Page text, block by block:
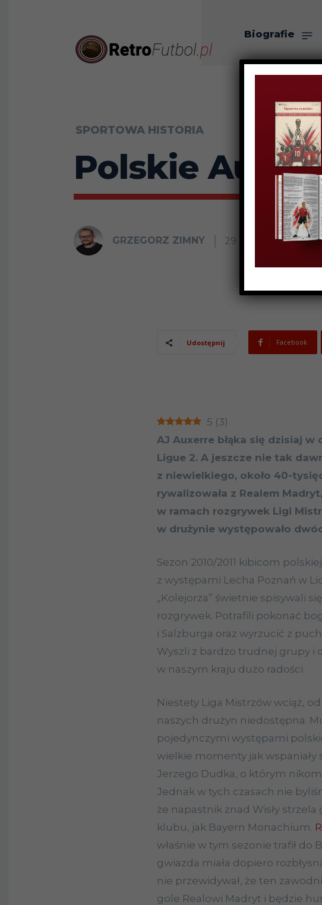
Biografie
O nas
SPORTOWA HISTORIA
Polskie
GRZEGORZ ZIMNY 29 PAŹDZIERNIKA
Udostępnij Facebook
5 (3)
AJ Auxerre błąka się dzisiaj
Ligue 2. A jeszcze nie tak
z niewielkiego, około 40-
rywalizowała z Realem
w ramach rozgrywek Ligi
w drużynie występowało
Sezon 2010/2011 kibicom
z występami Lecha Poznań w
„Kolejorza” świetnie spisywali
rozgrywek. Potrafili pokonać
i Salzburga oraz wyrzucić z
Wyszli z bardzo trudnej grupy
w naszym kraju dużo radości.
Niestety Liga Mistrzów wciąż,
naszych drużyn niedostępna.
pojedynczymi występami
wielkie momenty jak
Jerzego Dudka, o którym
Jednak w tych czasach nie
że napastnik znad Wisły
klubu, jak Bayern Monachium.
właśnie w tym sezonie trafił
gwiazda miała dopiero
nie przewidywał, że ten
gole Realowi Madryt i będzie